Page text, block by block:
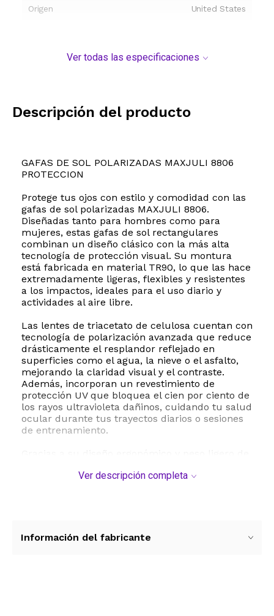
Origen United States
Ver todas las especificaciones
Descripción del producto
GAFAS DE SOL POLARIZADAS MAXJULI 8806
PROTECCION
Protege tus ojos con estilo y comodidad con las
gafas de sol polarizadas MAXJULI 8806.
Diseñadas tanto para hombres como para
mujeres, estas gafas de sol rectangulares
combinan un diseño clásico con la más alta
tecnología de protección visual. Su montura
está fabricada en material TR90, lo que las hace
extremadamente ligeras, flexibles y resistentes
a los impactos, ideales para el uso diario y
actividades al aire libre.
Las lentes de triacetato de celulosa cuentan con
tecnología de polarización avanzada que reduce
drásticamente el resplandor reflejado en
superficies como el agua, la nieve o el asfalto,
mejorando la claridad visual y el contraste.
Además, incorporan un revestimiento de
protección UV que bloquea el cien por ciento de
los rayos ultravioleta dañinos, cuidando tu salud
ocular durante tus trayectos diarios o sesiones
de entrenamiento.
como ciclismo y running, así como para
o la nariz.
Ver descripción completa
Información del fabricante